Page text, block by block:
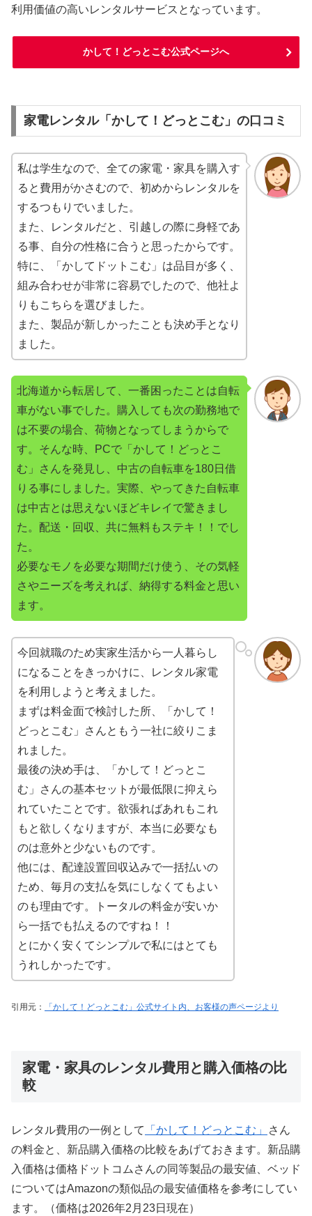
利用価値の高いレンタルサービスとなっています。
かして！どっとこむ公式ページへ
家電レンタル「かして！どっとこむ」の口コミ
私は学生なので、全ての家電・家具を購入す
ると費用がかさむので、初めからレンタルを
するつもりでいました。
また、レンタルだと、引越しの際に身軽であ
る事、自分の性格に合うと思ったからです。
特に、「かしてドットこむ」は品目が多く、
組み合わせが非常に容易でしたので、他社よ
りもこちらを選びました。
また、製品が新しかったことも決め手となり
ました。
北海道から転居して、一番困ったことは自転
車がない事でした。購入しても次の勤務地で
は不要の場合、荷物となってしまうからで
す。そんな時、PCで「かして！どっとこ
む」さんを発見し、中古の自転車を180日借
りる事にしました。実際、やってきた自転車
は中古とは思えないほどキレイで驚きまし
た。配送・回収、共に無料もステキ！！でし
た。
必要なモノを必要な期間だけ使う、その気軽
さやニーズを考えれば、納得する料金と思い
ます。
今回就職のため実家生活から一人暮らし
になることをきっかけに、レンタル家電
を利用しようと考えました。
まずは料金面で検討した所、「かして！
どっとこむ」さんともう一社に絞りこま
れました。
最後の決め手は、「かして！どっとこ
む」さんの基本セットが最低限に抑えら
れていたことです。欲張ればあれもこれ
もと欲しくなりますが、本当に必要なも
のは意外と少ないものです。
他には、配達設置回収込みで一括払いの
ため、毎月の支払を気にしなくてもよい
のも理由です。トータルの料金が安いか
ら一括でも払えるのですね！！
とにかく安くてシンプルで私にはとても
うれしかったです。
引用元： 「かして！どっとこむ」公式サイト内、お客様の声ページより
家電・家具のレンタル費用と購入価格の比
較
レンタル費用の一例として 「かして！どっとこむ」
さん
の料金と、新品購入価格の比較をあげておきます。新品購
入価格は価格ドットコムさんの同等製品の最安値、ベッド
についてはAmazonの類似品の最安値価格を参考にしてい
ます。（価格は2026年2月23日現在）